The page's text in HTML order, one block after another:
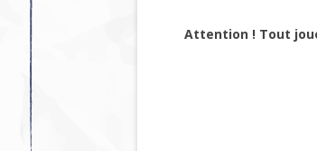
Attention ! Tout